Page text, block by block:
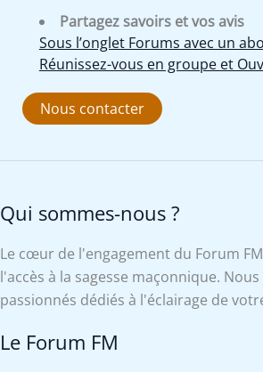
Partagez savoirs et vos avis
Sous l’onglet Forums avec un
Réunissez-vous en groupe et
Nous contacter
Qui sommes-nous ?
Le cœur de l'engagement du Forum
l'accès à la sagesse maçonnique.
passionnés dédiés à l'éclairage de
Le Forum FM